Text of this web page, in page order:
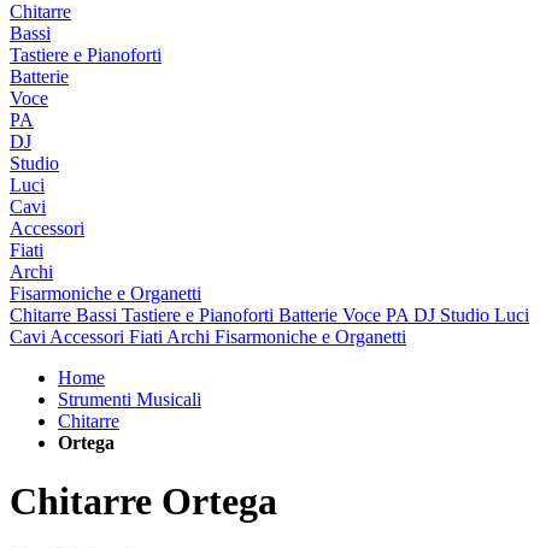
Chitarre
Bassi
Tastiere e Pianoforti
Batterie
Voce
PA
DJ
Studio
Luci
Cavi
Accessori
Fiati
Archi
Fisarmoniche e Organetti
Chitarre Bassi Tastiere e Pianoforti Batterie Voce PA DJ Studio Luci
Cavi Accessori Fiati Archi Fisarmoniche e Organetti
Home
Strumenti Musicali
Chitarre
Ortega
Chitarre Ortega